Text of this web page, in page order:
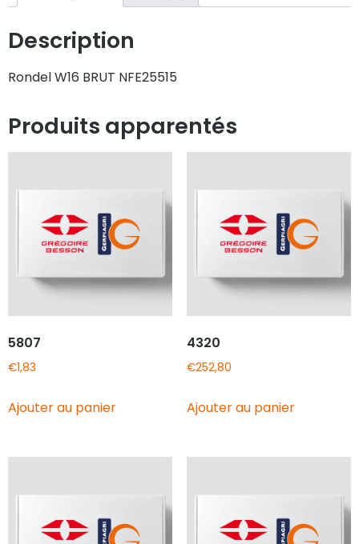
Description
Rondel W16 BRUT NFE25515
Produits apparentés
5807
€1,83
Ajouter au panier
4320
€252,80
Ajouter au panier